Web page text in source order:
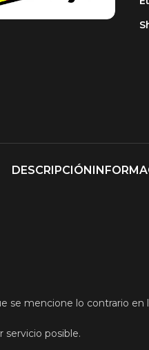
DESCRIPCIÓN
se mencione lo contrario
servicio posible.